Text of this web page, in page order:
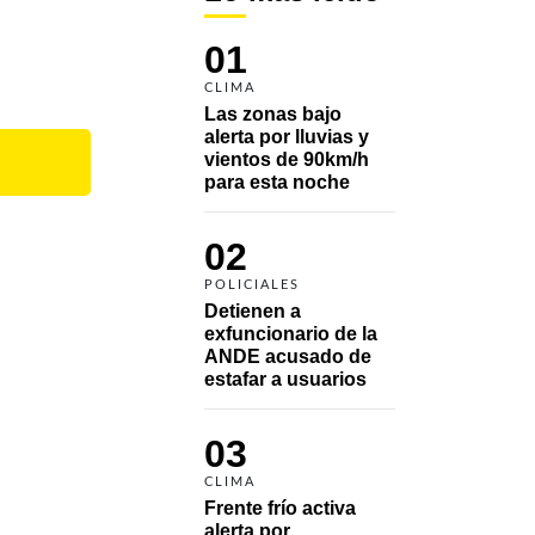
01
CLIMA
Las zonas bajo
alerta por lluvias y
vientos de 90km/h
para esta noche
02
POLICIALES
Detienen a
exfuncionario de la
ANDE acusado de
estafar a usuarios
03
CLIMA
Frente frío activa
alerta por